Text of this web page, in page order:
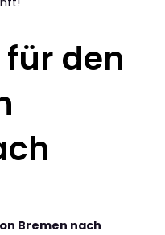
den
Bremen nach